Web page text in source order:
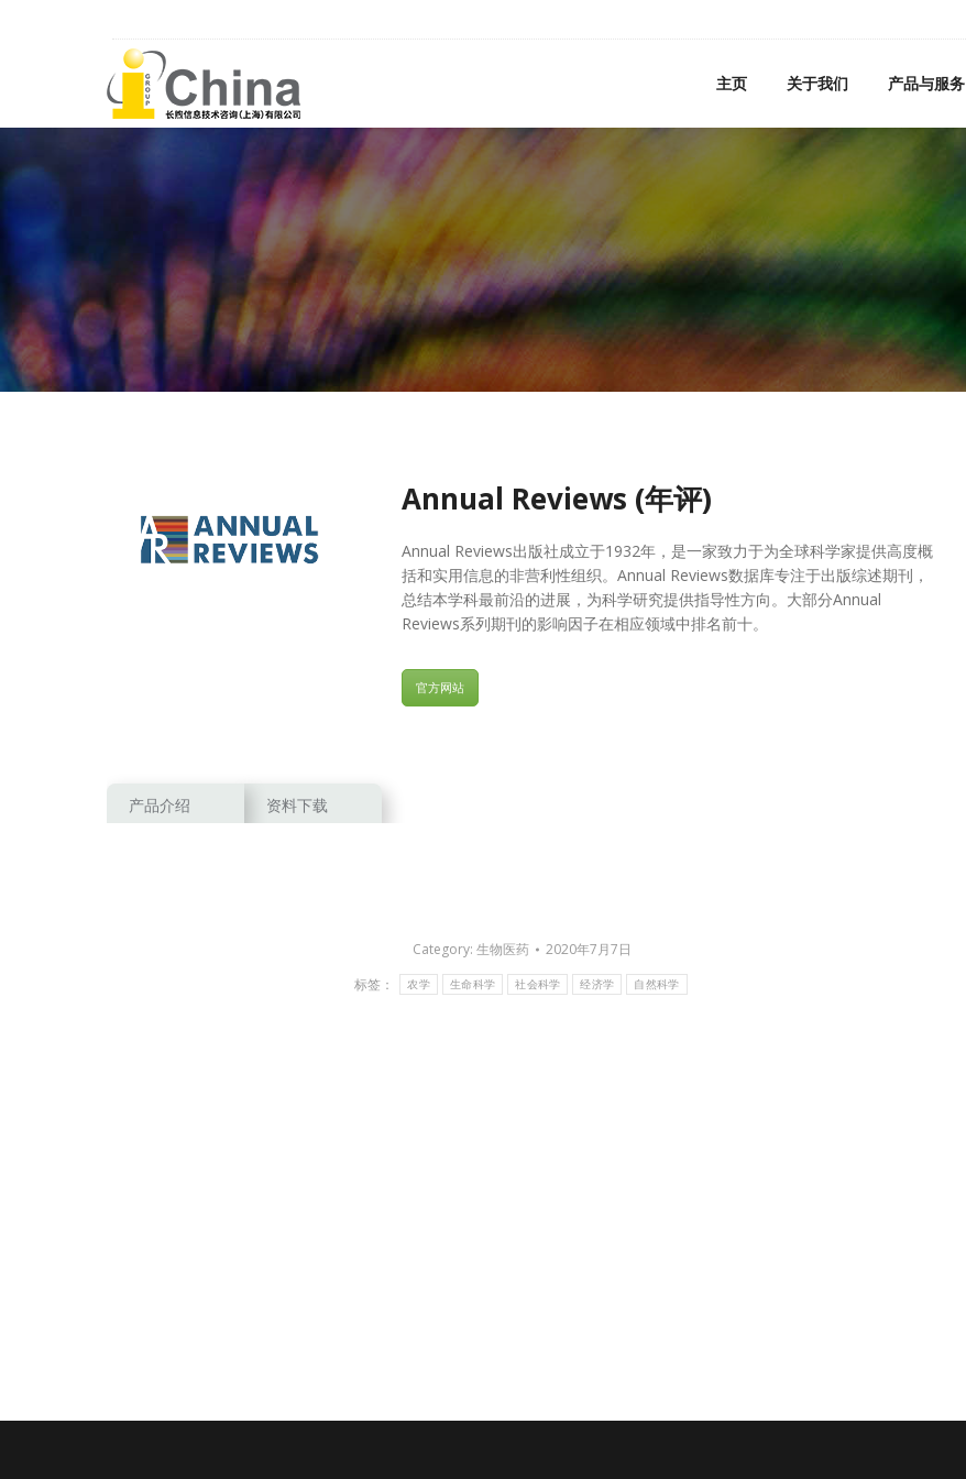
主页 关于我们 产品与服务
Annual Reviews (年评)
Annual Reviews出版社成立于1932年，是一家致力于为全球科学家提供高度概
括和实用信息的非营利性组织。Annual Reviews数据库专注于出版综述期刊，
总结本学科最前沿的进展，为科学研究提供指导性方向。大部分Annual
Reviews系列期刊的影响因子在相应领域中排名前十。
官方网站
产品介绍 资料下载
Category: 生物医药
2020年7月7日
标签：
农学 生命科学 社会科学 经济学 自然科学